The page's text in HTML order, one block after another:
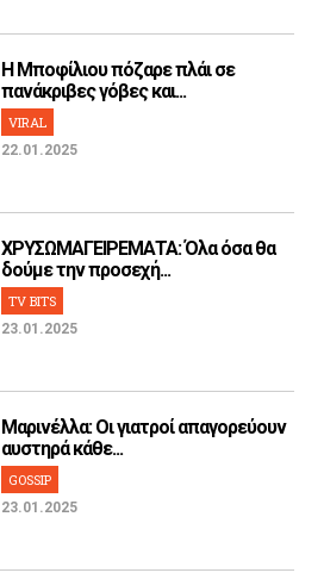
H Μποφίλιου πόζαρε πλάι σε
πανάκριβες γόβες και...
VIRAL
22.01.2025
ΧΡΥΣΩΜΑΓΕΙΡΕΜΑΤΑ: Όλα όσα θα
δούμε την προσεχή...
TV BITS
23.01.2025
Μαρινέλλα: Οι γιατροί απαγορεύουν
αυστηρά κάθε...
GOSSIP
23.01.2025